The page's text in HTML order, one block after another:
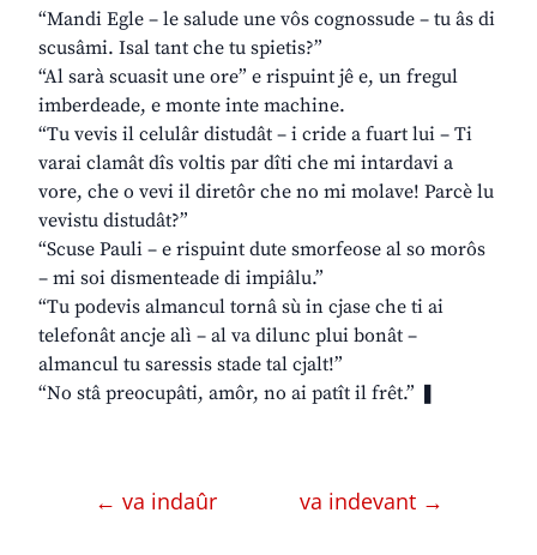
“Mandi Egle – le salude une vôs cognossude – tu âs di
scusâmi. Isal tant che tu spietis?”
“Al sarà scuasit une ore” e rispuint jê e, un fregul
imberdeade, e monte inte machine.
“Tu vevis il celulâr distudât – i cride a fuart lui – Ti
varai clamât dîs voltis par dîti che mi intardavi a
vore, che o vevi il diretôr che no mi molave! Parcè lu
vevistu distudât?”
“Scuse Pauli – e rispuint dute smorfeose al so morôs
– mi soi dismenteade di impiâlu.”
“Tu podevis almancul tornâ sù in cjase che ti ai
telefonât ancje alì – al va dilunc plui bonât –
almancul tu saressis stade tal cjalt!”
“No stâ preocupâti, amôr, no ai patît il frêt.” ❚
← va indaûr va indevant →